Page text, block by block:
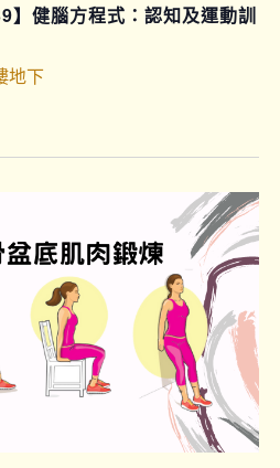
】健腦方程式：認知及運動訓
地下